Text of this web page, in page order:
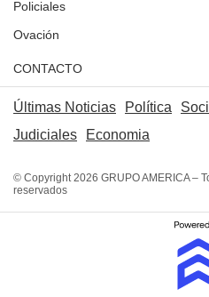
Policiales
Ovación
CONTACTO
Últimas Noticias Política
Judiciales
Economia
© Copyright 2026 GRUPO AMERICA –
reservados